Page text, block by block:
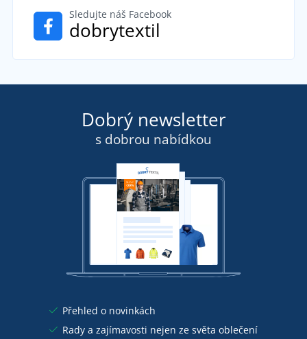
Sledujte náš Facebook
dobrytextil
Dobrý newsletter
s dobrou nabídkou
Přehled o novinkách
Rady a zajímavosti nejen ze světa oblečení